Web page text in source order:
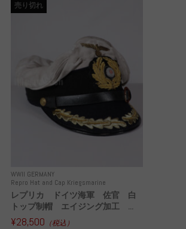
WWII GERMANY
Repro Hat and Cap Kriegsmarine
売り切れ
レプリカ ドイツ海軍 佐官 白
トップ制帽 エイジング加工 ...
¥28,500 （税込）